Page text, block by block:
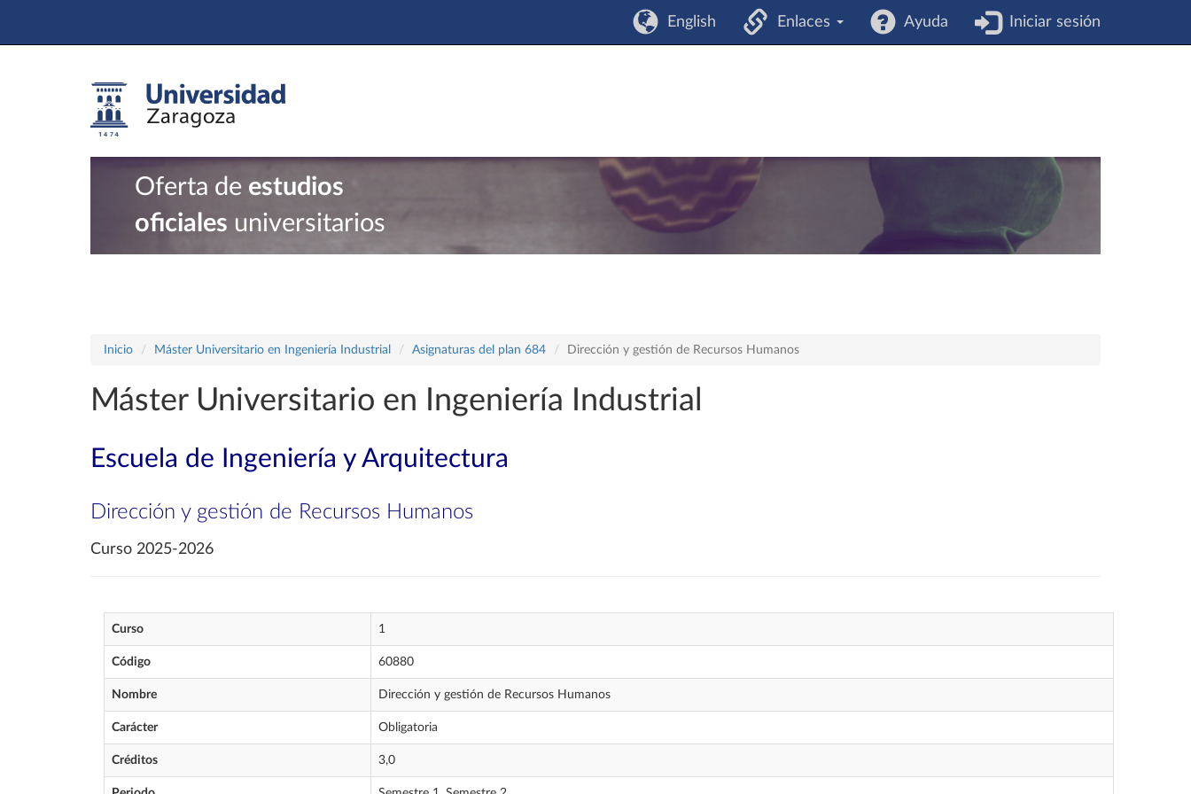
English Enlaces Ayuda Iniciar sesión
Oferta de estudios
oficiales universitarios
Inicio Máster Universitario en Ingeniería Industrial Asignaturas del plan 684 Dirección y gestión de Recursos Humanos
Máster Universitario en Ingeniería Industrial
Escuela de Ingeniería y Arquitectura
Dirección y gestión de Recursos Humanos
Curso 2025-2026
Curso 1
Código 60880
Nombre Dirección y gestión de Recursos Humanos
Carácter Obligatoria
Créditos 3,0